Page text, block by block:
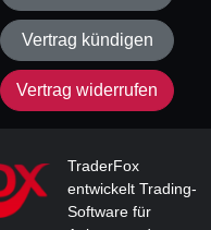
Vertrag kündigen
Vertrag widerrufen
TraderFox
entwickelt Trading-
Software für